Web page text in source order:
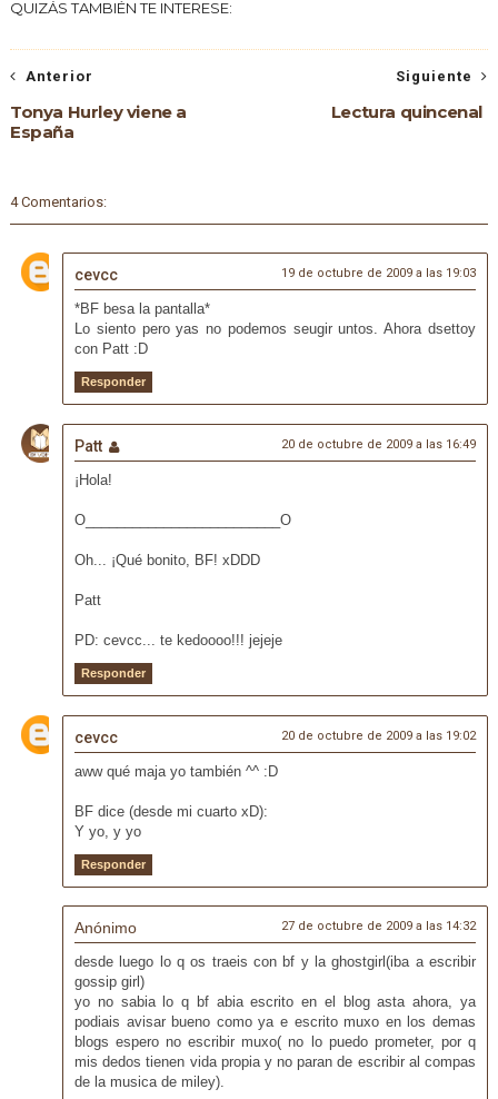
QUIZÁS TAMBIÉN TE INTERESE:
Siguiente
Lectura quincenal
Anterior
Tonya Hurley viene a
España
4 Comentarios:
cevcc 19 de octubre de 2009 a las 19:03
*BF besa la pantalla*
Lo siento pero yas no podemos seugir untos. Ahora dsettoy
con Patt :D
Responder
Patt 20 de octubre de 2009 a las 16:49
¡Hola!
O_________________________O
Oh... ¡Qué bonito, BF! xDDD
Patt
PD: cevcc... te kedoooo!!! jejeje
Responder
cevcc 20 de octubre de 2009 a las 19:02
aww qué maja yo también ^^ :D
BF dice (desde mi cuarto xD):
Y yo, y yo
Responder
Anónimo 27 de octubre de 2009 a las 14:32
desde luego lo q os traeis con bf y la ghostgirl(iba a escribir
gossip girl)
yo no sabia lo q bf abia escrito en el blog asta ahora, ya
podiais avisar bueno como ya e escrito muxo en los demas
blogs espero no escribir muxo( no lo puedo prometer, por q
mis dedos tienen vida propia y no paran de escribir al compas
de la musica de miley).